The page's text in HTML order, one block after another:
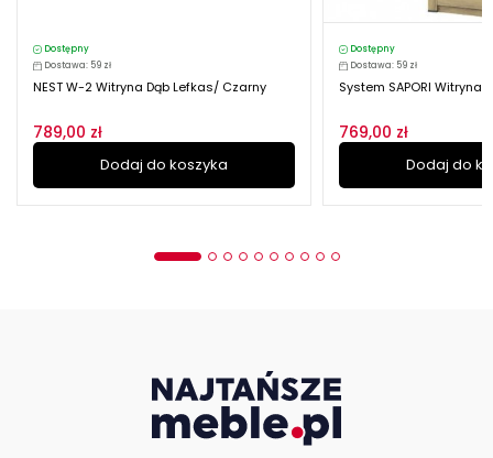
Dostępny
Dostawa: 59 zł
NEST W-2 Witryna Dąb Lefkas/ Czarny
789,00 zł
Dodaj do koszyka
Dostępny
Dostawa: 59 zł
System SAPORI Witryna
769,00 zł
Dodaj do